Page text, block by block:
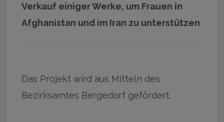
Verkauf einiger Werke, um Frauen in
Afghanistan und im Iran zu unterstützen
Das Projekt wird aus Mitteln des
Bezirksamtes Bergedorf gefördert.